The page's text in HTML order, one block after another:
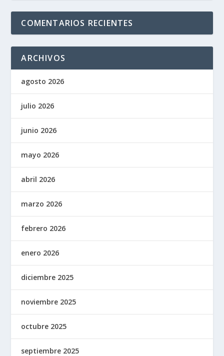
COMENTARIOS RECIENTES
ARCHIVOS
agosto 2026
julio 2026
junio 2026
mayo 2026
abril 2026
marzo 2026
febrero 2026
enero 2026
diciembre 2025
noviembre 2025
octubre 2025
septiembre 2025